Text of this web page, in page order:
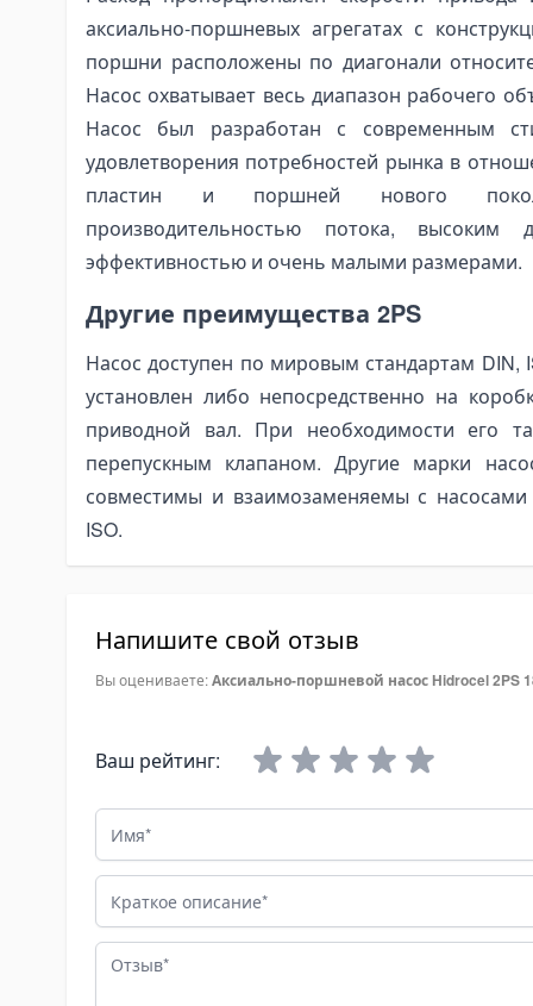
Clamps
Clamps
Crowbars
Trolley
Tools and Equipment
Repair Tools
Repair Tools
Repair Tools
Compressors and Strut Tools
Maintenance Tools
System Tools
Shim Sets
для гидроцилиндров
насосы
поршневые насосы
насосы
аксиально-поршневых агрегатах с
поршни расположены по диагонали
Насос охватывает весь диапазон рабочего
Насос был разработан с современным
удовлетворения потребностей рынка в
пластин и поршней нового
производительностью потока, высоким
эффективностью и очень малыми размерами.
Другие преимущества 2PS
Насос доступен по мировым стандартам
установлен либо непосредственно на
приводной вал. При необходимости его
перепускным клапаном. Другие марки
совместимы и взаимозаменяемы с
ISO.
Напишите свой отзыв
Вы оцениваете:Аксиально-поршневой насос Hidrocel 2PS
Ваш рейтинг:
Имя
Краткое описание
Отзыв